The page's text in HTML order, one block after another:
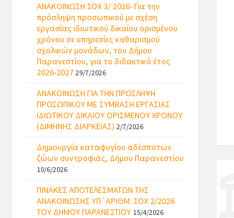
ΑΝΑΚΟΙΝΩΣΗ ΣΟΧ 3/ 2026- Για την
πρόσληψη προσωπικού με σχέση
εργασίας ιδιωτικού δικαίου ορισμένου
χρόνου σε υπηρεσίες καθαρισμού
σχολικών μονάδων, του Δήμου
Παρανεστίου, για το διδακτικό έτος
2026-2027 29/7/2026
ΑΝΑΚΟΙΝΩΣΗ ΓΙΑ ΤΗΝ ΠΡΟΣΛΗΨΗ
ΠΡΟΣΩΠΙΚΟΥ ΜΕ ΣΥΜΒΑΣΗ ΕΡΓΑΣΙΑΣ
ΙΔΙΩΤΙΚΟΥ ΔΙΚΑΙΟΥ ΟΡΙΣΜΕΝΟΥ ΧΡΟΝΟΥ
(ΔΙΜΗΝΗΣ ΔΙΑΡΚΕΙΑΣ) 2/7/2026
Δημιουργία καταφυγίου αδέσποτων
ζώων συντροφιάς, Δήμου Παρανεστίου
10/6/2026
ΠΙΝΑΚΕΣ ΑΠΟΤΕΛΕΣΜΑΤΩΝ ΤΗΣ
ΑΝΑΚΟΙΝΩΣΗΣ ΥΠ΄ΑΡΙΘΜ. ΣΟΧ 2/2026
ΤΟΥ ΔΗΜΟΥ ΠΑΡΑΝΕΣΤΙΟΥ 15/4/2026